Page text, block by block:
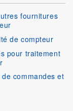
fournitures
de compteur
pour traitement
commandes et